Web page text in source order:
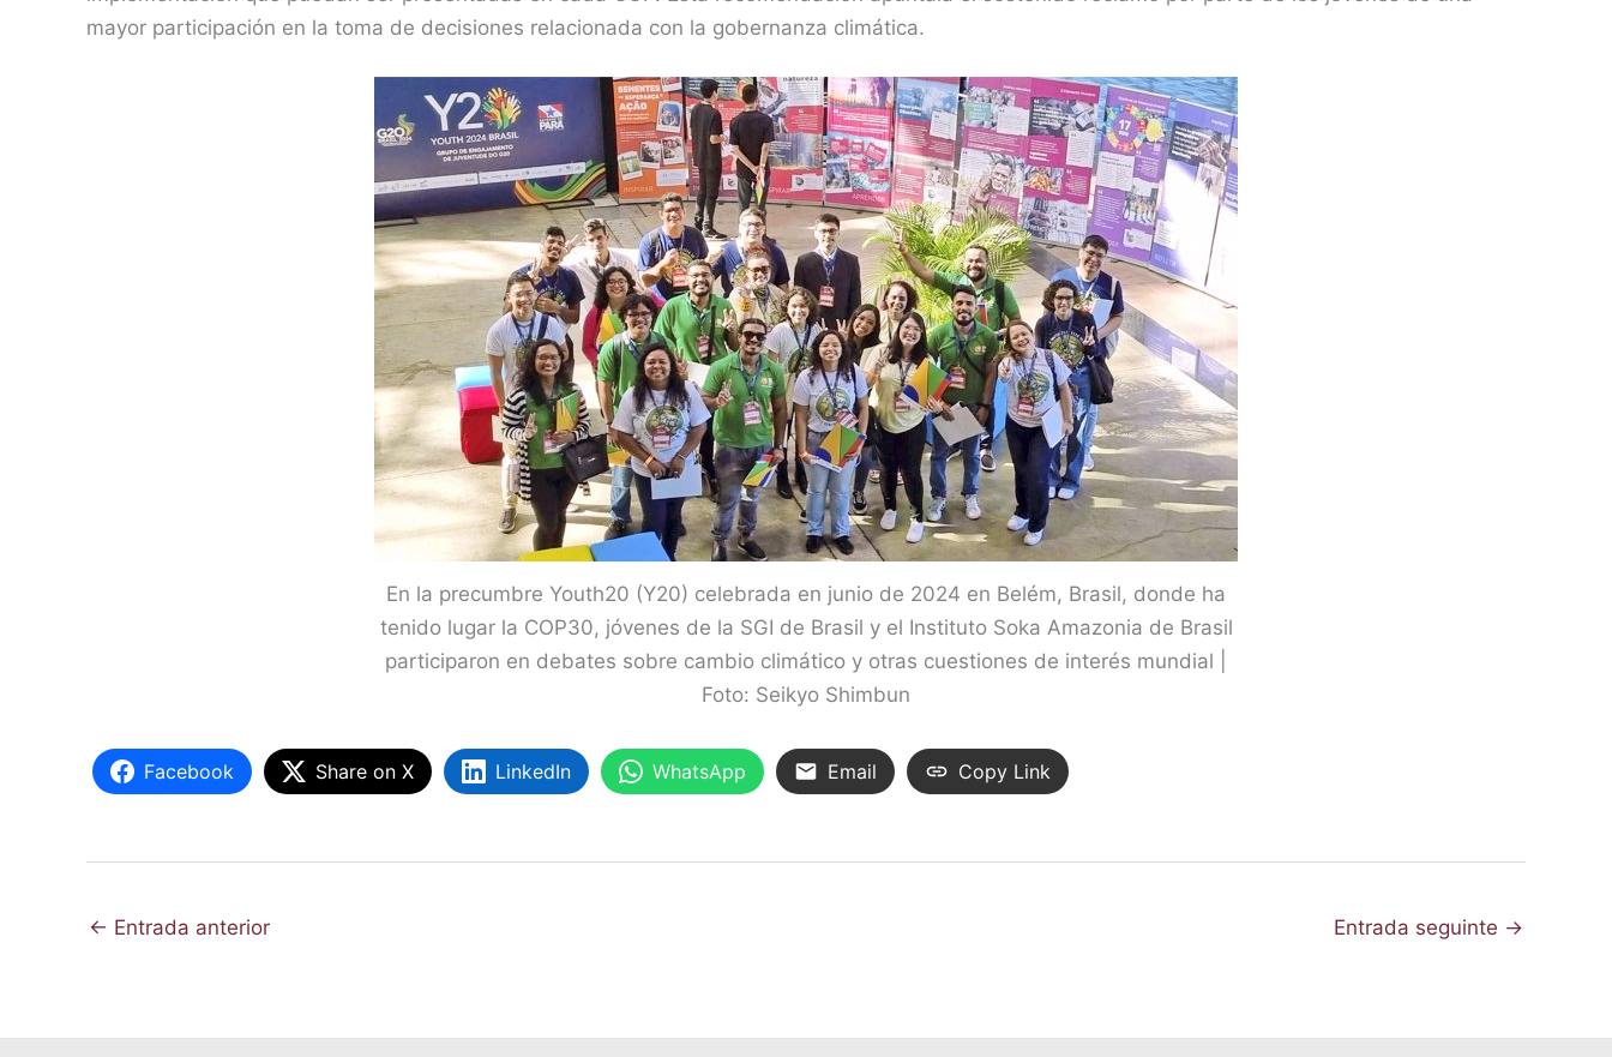
mayor participación en la toma de decisiones relacionada con la gobernanza climática.
En la precumbre Youth20 (Y20) celebrada en junio de 2024 en Belém, Brasil, donde ha
tenido lugar la COP30, jóvenes de la SGI de Brasil y el Instituto Soka Amazonia de Brasil
participaron en debates sobre cambio climático y otras cuestiones de interés mundial |
Foto: Seikyo Shimbun
Facebook Share on X LinkedIn WhatsApp Email Copy Link
← Entrada anterior Entrada seguinte →